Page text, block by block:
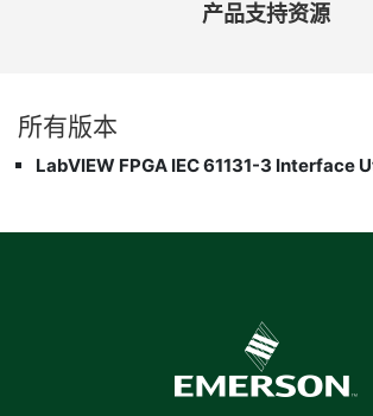
产品支持资源
所有版本
LabVIEW FPGA IEC 61131-3 Interface